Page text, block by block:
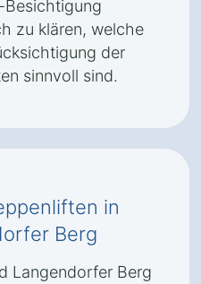
zu klären, welche
der
sinnvoll sind.
in
Berg
Langendorfer Berg